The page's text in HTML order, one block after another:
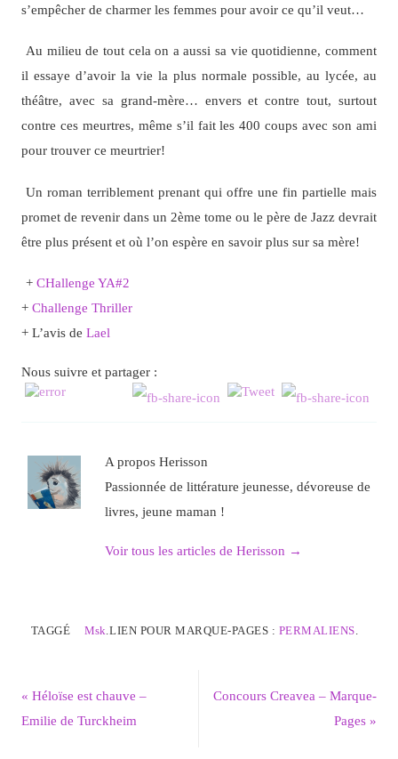
s’empêcher de charmer les femmes pour avoir ce qu’il veut…
Au milieu de tout cela on a aussi sa vie quotidienne, comment
il essaye d’avoir la vie la plus normale possible, au lycée, au
théâtre, avec sa grand-mère… envers et contre tout, surtout
contre ces meurtres, même s’il fait les 400 coups avec son ami
pour trouver ce meurtrier!
Un roman terriblement prenant qui offre une fin partielle mais
promet de revenir dans un 2ème tome ou le père de Jazz devrait
être plus présent et où l’on espère en savoir plus sur sa mère!
+ CHallenge YA#2
+Challenge Thriller
+ L’avis de Lael
Nous suivre et partager :
A propos Herisson
Passionnée de littérature jeunesse, dévoreuse de
livres, jeune maman !
Voir tous les articles de Herisson →
TAGGÉ Msk.LIEN POUR MARQUE-PAGES : PERMALIENS.
« Héloïse est chauve –
Emilie de Turckheim
Concours Creavea – Marque-
Pages»